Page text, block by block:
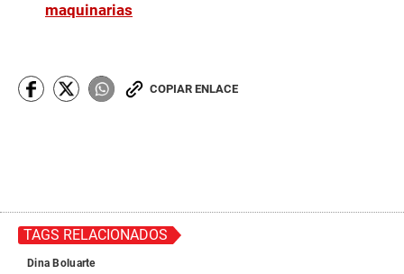
maquinarias
COPIAR ENLACE
TAGS RELACIONADOS
Dina Boluarte